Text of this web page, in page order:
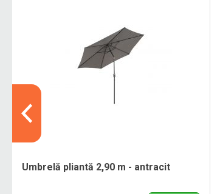
Umbrelă pliantă 2,90 m - antracit